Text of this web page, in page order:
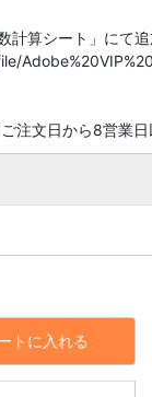
計算シート」にて
注文日から8営業
トに入れる